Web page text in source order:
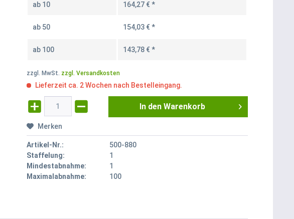
ab 10 164,27 € *
ab 50 154,03 € *
ab 100 143,78 € *
zzgl. MwSt. zzgl. Versandkosten
Lieferzeit ca. 2 Wochen nach Bestelleingang.
In den Warenkorb
Merken
Artikel-Nr.:
500-880
Staffelung:
1
Mindestabnahme:
1
Maximalabnahme:
100